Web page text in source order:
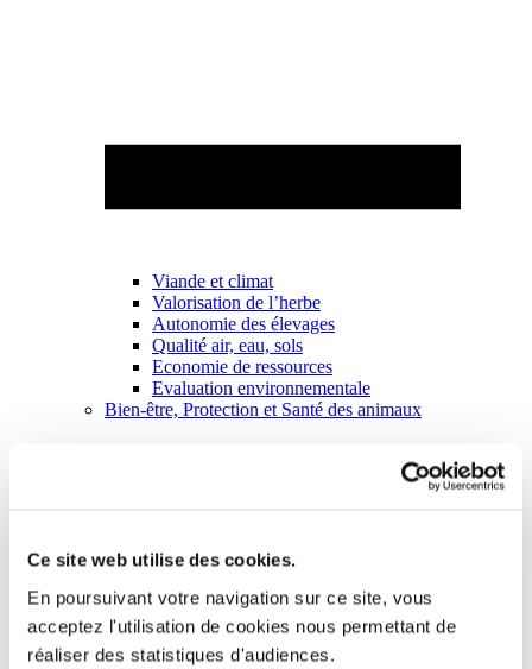
Ce site web utilise des cookies.
En poursuivant votre navigation sur ce site, vous
acceptez l'utilisation de cookies nous permettant de
réaliser des statistiques d'audiences.
Viande et climat
Valorisation de l’herbe
Autonomie des élevages
Qualité air, eau, sols
Economie de ressources
Evaluation environnementale
Bien-être, Protection et Santé des animaux